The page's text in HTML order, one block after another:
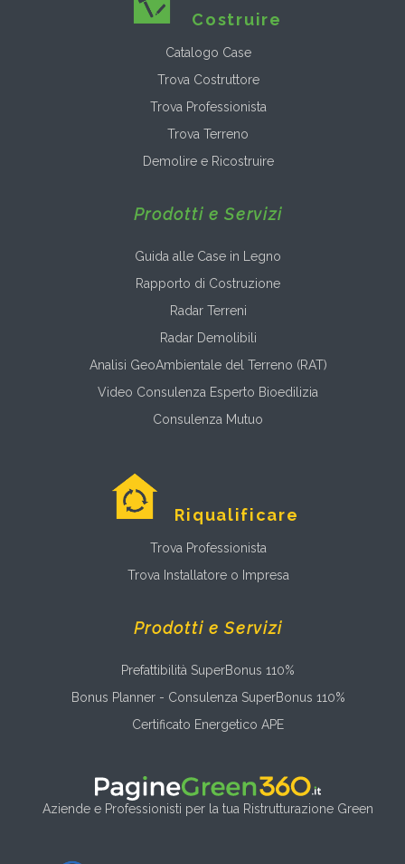
Costruire
Catalogo Case
Trova Costruttore
Trova Professionista
Trova Terreno
Demolire e Ricostruire
Prodotti e Servizi
Guida alle Case in Legno
Rapporto di Costruzione
Radar Terreni
Radar Demolibili
Analisi GeoAmbientale del Terreno (RAT)
Video Consulenza Esperto Bioedilizia
Consulenza Mutuo
Riqualificare
Trova Professionista
Trova Installatore o Impresa
Prodotti e Servizi
Prefattibilità SuperBonus 110%
Bonus Planner - Consulenza SuperBonus 110%
Certificato Energetico APE
Aziende e Professionisti per la tua Ristrutturazione Green